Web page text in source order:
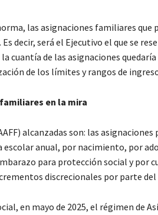
las asignaciones familiares que
decir, será el Ejecutivo el que se
cuantía de las asignaciones
de los límites y rangos de
en la mira
alcanzadas son: las
escolar anual, por nacimiento, por
para protección social y por
discrecionales por parte del
en mayo de 2025, el régimen de